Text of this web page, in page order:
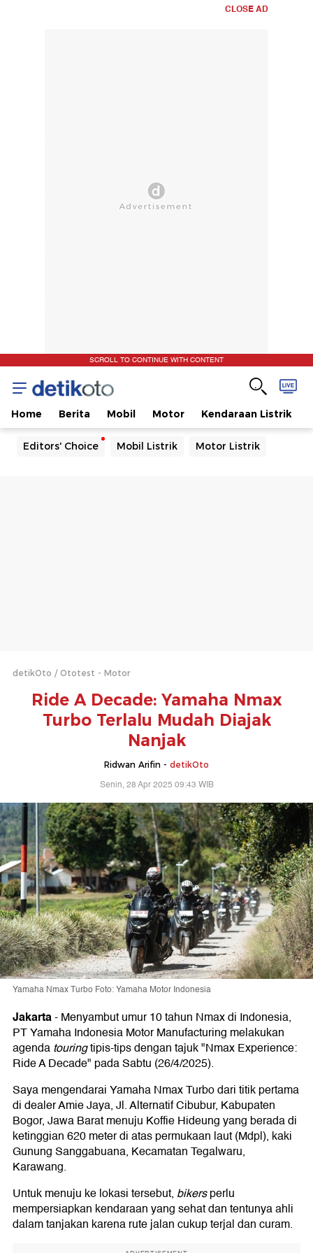
CLOSE AD
SCROLL TO CONTINUE WITH CONTENT
Home Berita Mobil Motor Kendaraan Listrik
Editors' Choice Mobil Listrik Motor Listrik
detikOto Ototest - Motor
Ride A Decade: Yamaha Nmax
Turbo Terlalu Mudah Diajak
Nanjak
Ridwan Arifin - detikOto
Senin, 28 Apr 2025 09:43 WIB
Yamaha Nmax Turbo Foto: Yamaha Motor Indonesia
Jakarta-Menyambut umur 10 tahun Nmax di Indonesia,
PT Yamaha Indonesia Motor Manufacturing melakukan
agendatouringtipis-tips dengan tajuk "Nmax Experience:
Ride A Decade" pada Sabtu (26/4/2025).
Saya mengendarai Yamaha Nmax Turbo dari titik pertama
di dealer Amie Jaya, Jl. Alternatif Cibubur, Kabupaten
Bogor, Jawa Barat menuju Koffie Hideung yang berada di
ketinggian 620 meter di atas permukaan laut (Mdpl), kaki
Gunung Sanggabuana, Kecamatan Tegalwaru,
Karawang.
Untuk menuju ke lokasi tersebut, bikersperlu
mempersiapkan kendaraan yang sehat dan tentunya ahli
dalam tanjakan karena rute jalan cukup terjal dan curam.